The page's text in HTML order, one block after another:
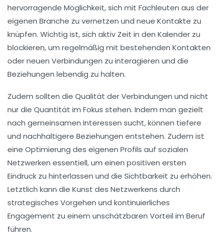
hervorragende Möglichkeit, sich mit Fachleuten aus der
eigenen Branche zu vernetzen und neue Kontakte zu
knüpfen. Wichtig ist, sich aktiv Zeit in den Kalender zu
blockieren, um regelmäßig mit bestehenden Kontakten
oder neuen Verbindungen zu interagieren und die
Beziehungen lebendig zu halten.
Zudem sollten die Qualität der Verbindungen und nicht
nur die Quantität im Fokus stehen. Indem man gezielt
nach gemeinsamen Interessen sucht, können tiefere
und nachhaltigere Beziehungen entstehen. Zudem ist
eine Optimierung des eigenen Profils auf sozialen
Netzwerken essentiell, um einen positiven ersten
Eindruck zu hinterlassen und die Sichtbarkeit zu erhöhen.
Letztlich kann die Kunst des Netzwerkens durch
strategisches Vorgehen und kontinuierliches
Engagement zu einem unschätzbaren Vorteil im Beruf
führen.